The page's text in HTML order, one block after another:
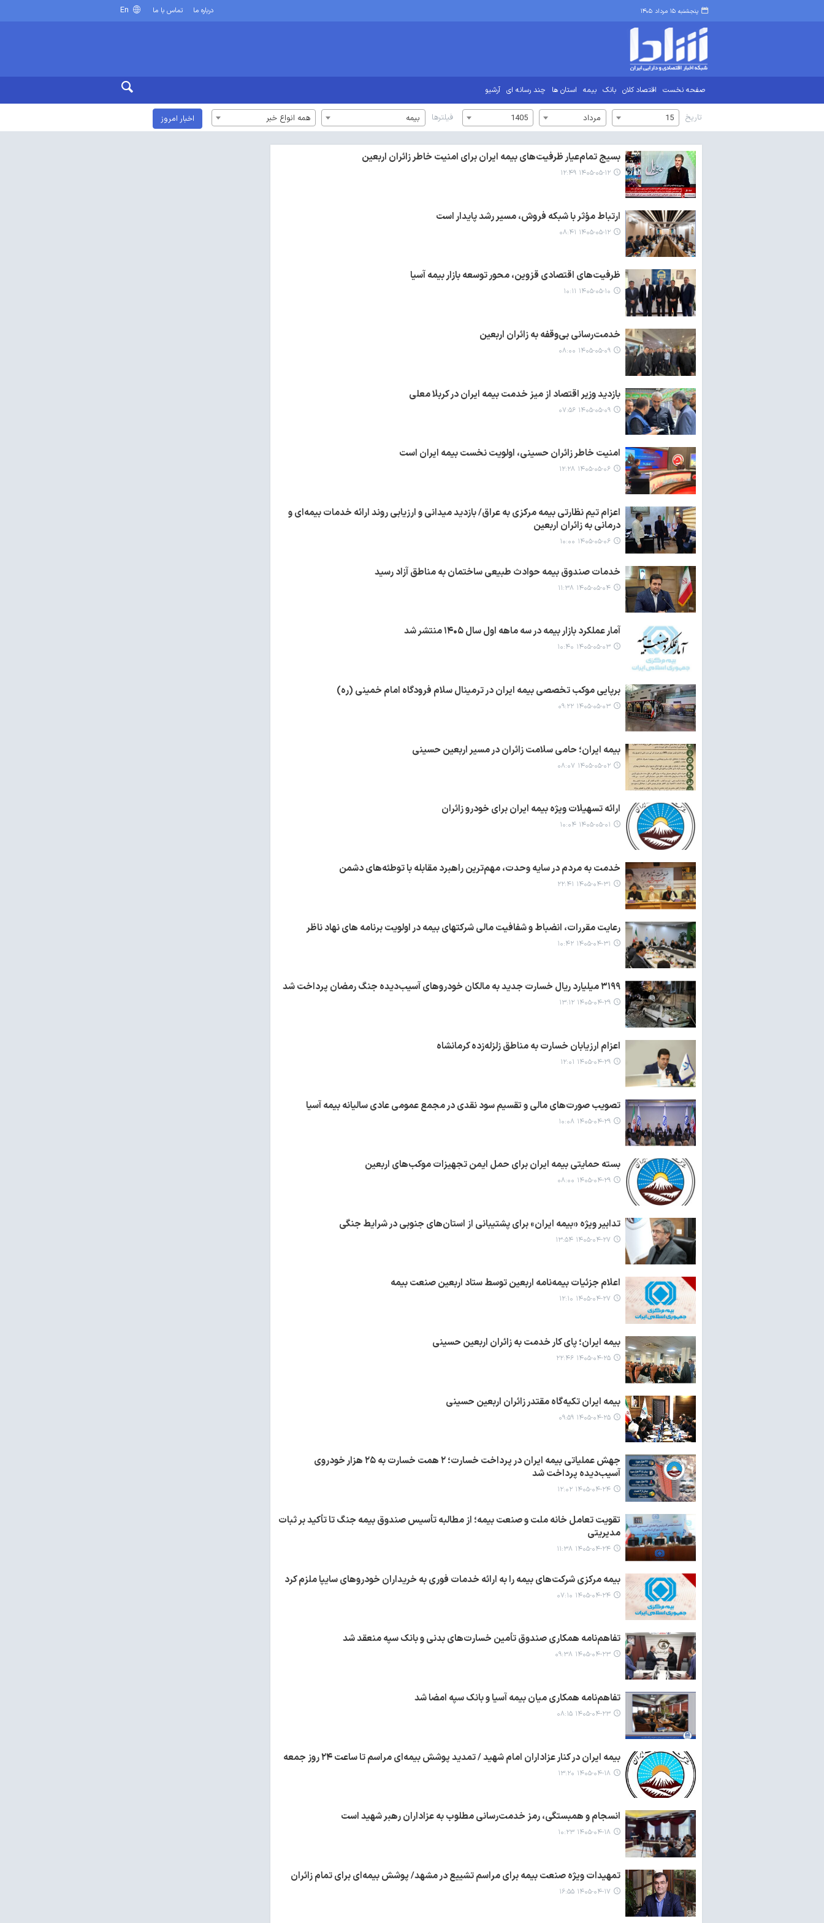
پنجشنبه ۱۵ مرداد ۱۴۰۵ درباره ما تماس با ما
صفحه نخست اقتصاد کلان بانک بیمه استان ها چند رسانه ای آرشیو
تاریخ 15 مرداد 1405 فیلترها بیمه همه انواع خبر اخبار امروز
بسیج تمام‌عیار ظرفیت‌های بیمه ایران برای امنیت خاطر زائران اربعین
۱۴۰۵-۰۵-۱۲ ۱۲:۴۹
ارتباط مؤثر با شبکه فروش، مسیر رشد پایدار است
۱۴۰۵-۰۵-۱۲ ۰۸:۴۱
ظرفیت‌های اقتصادی قزوین، محور توسعه بازار بیمه آسیا
۱۴۰۵-۰۵-۱۰ ۱۰:۱۱
خدمت‌رسانی بی‌وقفه به زائران اربعین
۱۴۰۵-۰۵-۰۹ ۰۸:۰۰
بازدید وزیر اقتصاد از میز خدمت بیمه ایران در کربلا معلی
۱۴۰۵-۰۵-۰۹ ۰۷:۵۶
امنیت خاطر زائران حسینی، اولویت نخست بیمه ایران است
۱۴۰۵-۰۵-۰۶ ۱۲:۲۸
اعزام تیم نظارتی بیمه مرکزی به عراق/ بازدید میدانی و ارزیابی روند ارائه خدمات بیمه‌ای و
درمانی به زائران اربعین
۱۴۰۵-۰۵-۰۶ ۱۰:۰۰
خدمات صندوق بیمه حوادث طبیعی ساختمان به مناطق آزاد رسید
۱۴۰۵-۰۵-۰۴ ۱۱:۳۸
آمار عملکرد بازار بیمه در سه ماهه اول سال ۱۴۰۵ منتشر شد
۱۴۰۵-۰۵-۰۳ ۱۰:۴۰
برپایی موکب تخصصی بیمه ایران در ترمینال سلام فرودگاه امام خمینی (ره)
۱۴۰۵-۰۵-۰۳ ۰۹:۲۲
بیمه ایران؛ حامی سلامت زائران در مسیر اربعین حسینی
۱۴۰۵-۰۵-۰۲ ۰۸:۰۷
ارائه تسهیلات ویژه بیمه ایران برای خودرو زائران
۱۴۰۵-۰۵-۰۱ ۱۰:۰۴
خدمت به مردم در سایه وحدت، مهم‌ترین راهبرد مقابله با توطئه‌های دشمن
۱۴۰۵-۰۴-۳۱ ۲۲:۴۱
رعایت مقررات، انضباط و شفافیت مالی شرکتهای بیمه در اولویت برنامه های نهاد ناظر
۱۴۰۵-۰۴-۳۱ ۱۰:۴۲
۳۱۹۹ میلیارد ریال خسارت جدید به مالکان خودروهای آسیب‌دیده جنگ رمضان پرداخت شد
۱۴۰۵-۰۴-۲۹ ۱۳:۱۲
اعزام ارزیابان خسارت به مناطق زلزله‌زده کرمانشاه
۱۴۰۵-۰۴-۲۹ ۱۲:۰۱
تصویب صورت‌های مالی و تقسیم سود نقدی در مجمع عمومی عادی سالیانه بیمه آسیا
۱۴۰۵-۰۴-۲۹ ۱۰:۰۸
بسته حمایتی بیمه ایران برای حمل ایمن تجهیزات موکب‌های اربعین
۱۴۰۵-۰۴-۲۹ ۰۸:۰۰
تدابیر ویژه «بیمه ایران» برای پشتیبانی از استان‌های جنوبی در شرایط جنگی
۱۴۰۵-۰۴-۲۷ ۱۳:۵۴
اعلام جزئیات بیمه‌نامه اربعین توسط ستاد اربعین صنعت بیمه
۱۴۰۵-۰۴-۲۷ ۱۲:۱۰
بیمه ایران؛ پای کار خدمت به زائران اربعین حسینی
۱۴۰۵-۰۴-۲۵ ۲۲:۴۶
بیمه ایران تکیه‌گاه مقتدر زائران اربعین حسینی
۱۴۰۵-۰۴-۲۵ ۰۹:۵۹
جهش عملیاتی بیمه ایران در پرداخت خسارت؛ ۲ همت خسارت به ۲۵ هزار خودروی
آسیب‌دیده پرداخت شد
۱۴۰۵-۰۴-۲۴ ۱۲:۰۲
تقویت تعامل خانه ملت و صنعت بیمه؛ از مطالبه تأسیس صندوق بیمه جنگ تا تأکید بر ثبات
مدیریتی
۱۴۰۵-۰۴-۲۴ ۱۱:۳۸
بیمه مرکزی شرکت‌های بیمه را به ارائه خدمات فوری به خریداران خودروهای سایپا ملزم کرد
۱۴۰۵-۰۴-۲۴ ۰۷:۱۰
تفاهم‌نامه همکاری صندوق تأمین خسارت‌های بدنی و بانک سپه منعقد شد
۱۴۰۵-۰۴-۲۳ ۰۹:۳۸
تفاهم‌نامه همکاری میان بیمه آسیا و بانک سپه امضا شد
۱۴۰۵-۰۴-۲۳ ۰۸:۱۵
بیمه ایران در کنار عزاداران امام شهید / تمدید پوشش بیمه‌ای مراسم تا ساعت ۲۴ روز جمعه
۱۴۰۵-۰۴-۱۸ ۱۳:۲۰
انسجام و همبستگی، رمز خدمت‌رسانی مطلوب به عزاداران رهبر شهید است
۱۴۰۵-۰۴-۱۸ ۱۰:۲۳
تمهیدات ویژه صنعت بیمه برای مراسم تشییع در مشهد/ پوشش بیمه‌ای برای تمام زائران
۱۴۰۵-۰۴-۱۷ ۱۶:۵۵